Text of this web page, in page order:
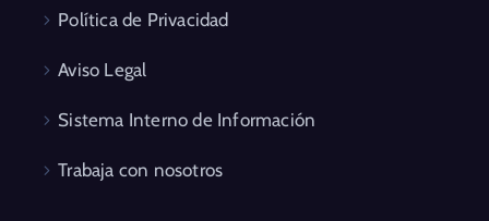
Política de Privacidad
Aviso Legal
Sistema Interno de Información
Trabaja con nosotros